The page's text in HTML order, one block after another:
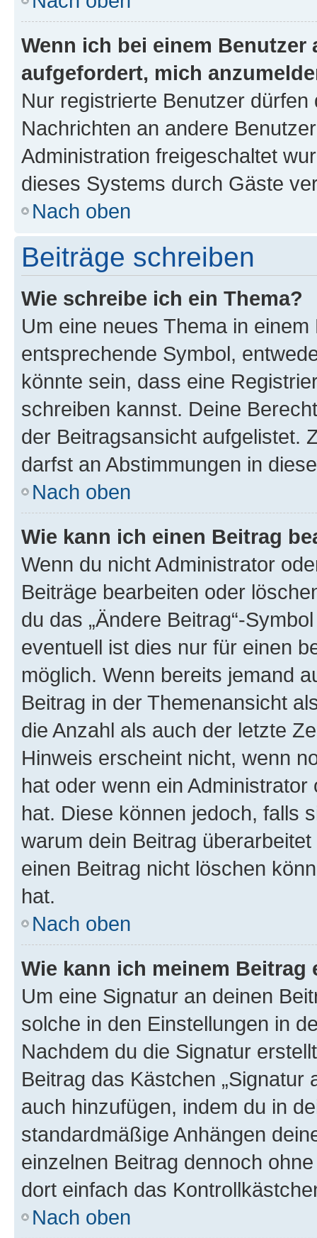
Wenn ich bei einem
aufgefordert, mich
Nur registrierte Benutzer
Nachrichten an andere
Administration freigeschaltet
dieses Systems durch Gäste
Nach oben
Beiträge schreiben
Wie schreibe ich ein Thema?
Um eine neues Thema in
entsprechende Symbol,
könnte sein, dass eine
schreiben kannst. Deine
der Beitragsansicht aufgelistet.
darfst an Abstimmungen in
Nach oben
Wie kann ich einen Beitrag
Wenn du nicht Administrator
Beiträge bearbeiten oder
du das „Ändere Beitrag“-
eventuell ist dies nur für einen
möglich. Wenn bereits jemand
Beitrag in der Themenansicht
die Anzahl als auch der letzte
Hinweis erscheint nicht, wenn
hat oder wenn ein
hat. Diese können jedoch, falls
warum dein Beitrag
einen Beitrag nicht löschen
hat.
Nach oben
Wie kann ich meinem
Um eine Signatur an deinen
solche in den Einstellungen in
Nachdem du die Signatur
Beitrag das Kästchen „Signatur
auch hinzufügen, indem du in
standardmäßige Anhängen
einzelnen Beitrag dennoch
dort einfach das
Nach oben